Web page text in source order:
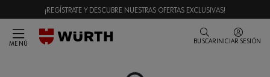
¡REGÍSTRATE Y DESCUBRE NUESTRAS OFERTAS EXCLUSIVAS!
MENÚ BUSCAR INICIAR SESIÓN